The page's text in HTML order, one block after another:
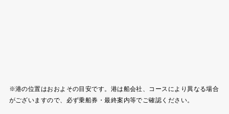
※港の位置はおおよその目安です。港は船会社、コースにより異なる場合
がございますので、必ず乗船券・最終案内等でご確認ください。